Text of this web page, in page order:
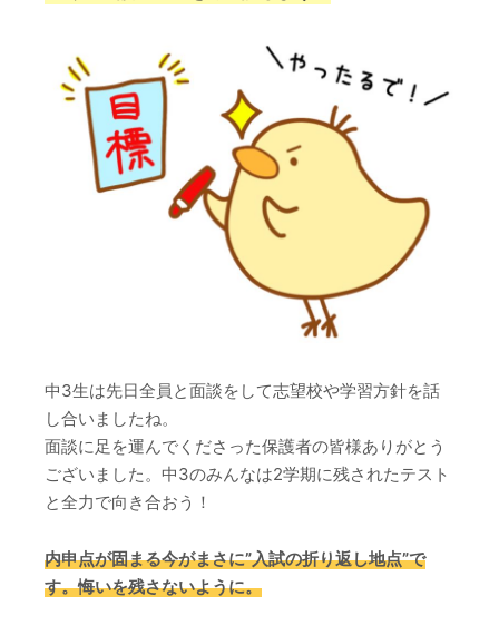
中3生は先日全員と面談をして志望校や学習方針を話
し合いましたね。
面談に足を運んでくださった保護者の皆様ありがとう
ございました。中3のみんなは2学期に残されたテスト
と全力で向き合おう！
内申点が固まる今がまさに”入試の折り返し地点”で
す。悔いを残さないように。